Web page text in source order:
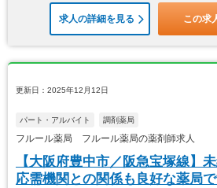
求人の詳細を見る この求
更新日：2025年12月12日
パート・アルバイト 調剤薬局
フルール薬局 フルール薬局の薬剤師求人
【大阪府豊中市／阪急宝塚線】
応需機関との関係も良好な薬局で